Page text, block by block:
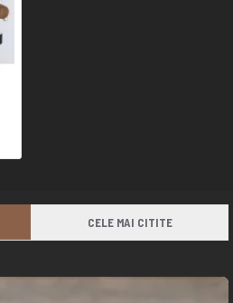
CELE MAI CITITE